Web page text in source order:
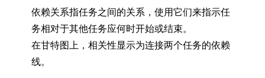
依赖关系指任务之间的关系，使用它们来指示任
务相对于其他任务应何时开始或结束。
在甘特图上，相关性显示为连接两个任务的依赖
线。